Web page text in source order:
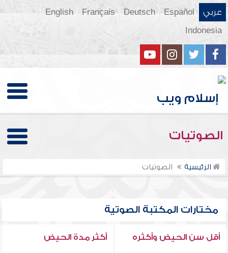
عربي Español
Deutsch
Français
English
Indonesia
الصوتيات
الرئيسية الصوتيات
مختارات المكتبة الصوتية
أقل سن الحيض وأكثره أكثر مدة الحيض